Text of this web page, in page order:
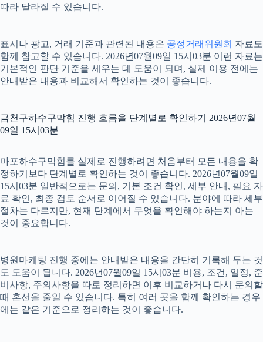
따라 달라질 수 있습니다.
표시나 광고, 거래 기준과 관련된 내용은 공정거래위원회 자료도
함께 참고할 수 있습니다. 2026년07월09일 15시03분 이런 자료는
기본적인 판단 기준을 세우는 데 도움이 되며, 실제 이용 전에는
안내받은 내용과 비교해서 확인하는 것이 좋습니다.
금천구하수구막힘 진행 흐름을 단계별로 확인하기 2026년07월
09일 15시03분
마포하수구막힘를 실제로 진행하려면 처음부터 모든 내용을 확
정하기보다 단계별로 확인하는 것이 좋습니다. 2026년07월09일
15시03분 일반적으로는 문의, 기본 조건 확인, 세부 안내, 필요 자
료 확인, 최종 검토 순서로 이어질 수 있습니다. 분야에 따라 세부
절차는 다르지만, 현재 단계에서 무엇을 확인해야 하는지 아는
것이 중요합니다.
병원마케팅 진행 중에는 안내받은 내용을 간단히 기록해 두는 것
도 도움이 됩니다. 2026년07월09일 15시03분 비용, 조건, 일정, 준
비사항, 주의사항을 따로 정리하면 이후 비교하거나 다시 문의할
때 혼선을 줄일 수 있습니다. 특히 여러 곳을 함께 확인하는 경우
에는 같은 기준으로 정리하는 것이 좋습니다.